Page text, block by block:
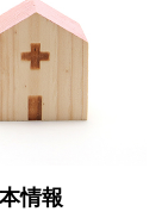
情報